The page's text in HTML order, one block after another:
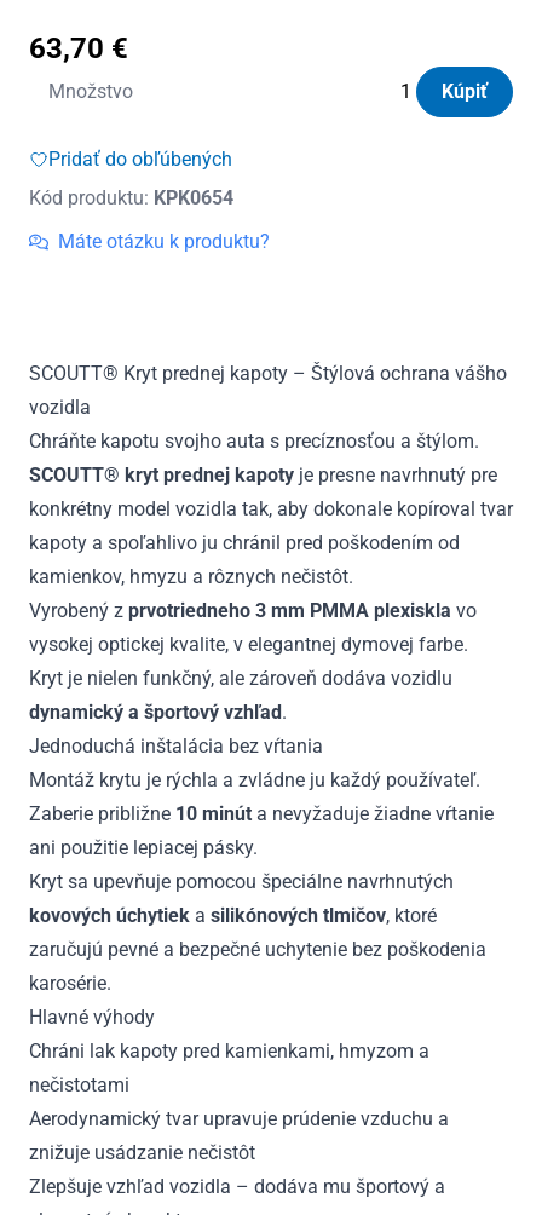
63,70 €
Množstvo
množstvo
prednej
SCOUTT
Dacia
Kúpiť
Pridať do obľúbených
Kód produktu: KPK0654
Máte otázku k produktu?
SCOUTT® Kryt prednej kapoty – Štýlová ochrana vášho
vozidla
Chráňte kapotu svojho auta s precíznosťou a štýlom.
SCOUTT® kryt prednej kapoty je presne navrhnutý pre
konkrétny model vozidla tak, aby dokonale kopíroval tvar
kapoty a spoľahlivo ju chránil pred poškodením od
kamienkov, hmyzu a rôznych nečistôt.
Vyrobený z prvotriedneho 3 mm PMMA plexiskla vo
vysokej optickej kvalite, v elegantnej dymovej farbe.
Kryt je nielen funkčný, ale zároveň dodáva vozidlu
dynamický a športový vzhľad.
Jednoduchá inštalácia bez vŕtania
Montáž krytu je rýchla a zvládne ju každý používateľ.
Zaberie približne 10 minút a nevyžaduje žiadne vŕtanie
ani použitie lepiacej pásky.
Kryt sa upevňuje pomocou špeciálne navrhnutých
kovových úchytiek a silikónových tlmičov, ktoré
zaručujú pevné a bezpečné uchytenie bez poškodenia
karosérie.
Hlavné výhody
Chráni lak kapoty pred kamienkami, hmyzom a
nečistotami
Aerodynamický tvar upravuje prúdenie vzduchu a
znižuje usádzanie nečistôt
Zlepšuje vzhľad vozidla – dodáva mu športový a